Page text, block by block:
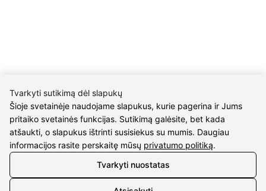
Apie mus
Susipažink su kūrėjais
Kontaktai
2026 © visos teisės saugomos | Eidvina, UAB
Tvarkyti sutikimą dėl slapukų
Šioje svetainėje naudojame slapukus, kurie pagerina ir Jums
pritaiko svetainės funkcijas. Sutikimą galėsite, bet kada
atšaukti, o slapukus ištrinti susisiekus su mumis. Daugiau
informacijos rasite perskaitę mūsų privatumo politiką.
Tvarkyti nuostatas